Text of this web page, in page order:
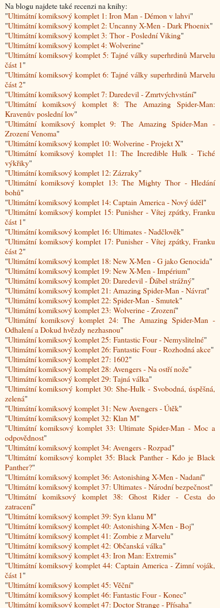
Na blogu najdete také recenzi na knihy:
"Ultimátní komiksový komplet 1: Iron Man - Démon v lahvi"
"Ultimátní komiksový komplet 2: Uncanny X-Men - Dark Phoenix"
"Ultimátní komiksový komplet 3: Thor - Poslední Viking"
"Ultimátní komiksový komplet 4: Wolverine"
"Ultimátní komiksový komplet 5: Tajné války superhrdinů Marvelu
část 1"
"Ultimátní komiksový komplet 6: Tajné války superhrdinů Marvelu
část 2"
"Ultimátní komiksový komplet 7: Daredevil - Zmrtvýchvstání"
"Ultimátní komiksový komplet 8: The Amazing Spider-Man:
Kravenův poslední lov"
"Ultimátní komiksový komplet 9: The Amazing Spider-Man -
Zrození Venoma"
"Ultimátní komiksový komplet 10: Wolverine - Projekt X"
"Ultimátní komiksový komplet 11: The Incredible Hulk - Tiché
výkřiky"
"Ultimátní komiksový komplet 12: Zázraky"
"Ultimátní komiksový komplet 13: The Mighty Thor - Hledání
bohů"
"Ultimátní komiksový komplet 14: Captain America - Nový úděl"
"Ultimátní komiksový komplet 15: Punisher - Vítej zpátky, Franku
část 1"
"Ultimátní komiksový komplet 16: Ultimates - Nadčlověk"
"Ultimátní komiksový komplet 17: Punisher - Vítej zpátky, Franku
část 2"
"Ultimátní komiksový komplet 18: New X-Men - G jako Genocida"
"Ultimátní komiksový komplet 19: New X-Men - Impérium"
"Ultimátní komiksový komplet 20: Daredevil - Ďábel strážný"
"Ultimátní komiksový komplet 21: Amazing Spider-Man - Návrat"
"Ultimátní komiksový komplet 22: Spider-Man - Smutek"
"Ultimátní komiksový komplet 23: Wolverine - Zrození"
"Ultimátní komiksový komplet 24: The Amazing Spider-Man -
Odhalení a Dokud hvězdy nezhasnou"
"Ultimátní komiksový komplet 25: Fantastic Four - Nemyslitelné"
"Ultimátní komiksový komplet 26: Fantastic Four - Rozhodná akce"
"Ultimátní komiksový komplet 27: 1602"
"Ultimátní komiksový komplet 28: Avengers - Na ostří nože"
"Ultimátní komiksový komplet 29: Tajná válka"
"Ultimátní komiksový komplet 30: She-Hulk - Svobodná, úspěšná,
zelená"
"Ultimátní komiksový komplet 31: New Avengers - Útěk"
"Ultimátní komiksový komplet 32: Klan M"
"Ultimátní komiksový komplet 33: Ultimate Spider-Man - Moc a
odpovědnost"
"Ultimátní komiksový komplet 34: Avengers - Rozpad"
"Ultimátní komiksový komplet 35: Black Panther - Kdo je Black
Panther?"
"Ultimátní komiksový komplet 36: Astonishing X-Men - Nadaní"
"Ultimátní komiksový komplet 37: Ultimates - Národní bezpečnost"
"Ultimátní komiksový komplet 38: Ghost Rider - Cesta do
zatracení"
"Ultimátní komiksový komplet 39: Syn klanu M"
"Ultimátní komiksový komplet 40: Astonishing X-Men - Boj"
"Ultimátní komiksový komplet 41: Zombie z Marvelu"
"Ultimátní komiksový komplet 42: Občanská válka"
"Ultimátní komiksový komplet 43: Iron Man: Extremis"
"Ultimátní komiksový komplet 44: Captain America - Zimní voják,
část 1"
"Ultimátní komiksový komplet 45: Věční"
"Ultimátní komiksový komplet 46: Fantastic Four - Konec"
"Ultimátní komiksový komplet 47: Doctor Strange - Přísaha"